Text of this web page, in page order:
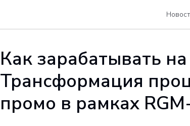
Как зарабатывать
Трансформация
промо в рамках